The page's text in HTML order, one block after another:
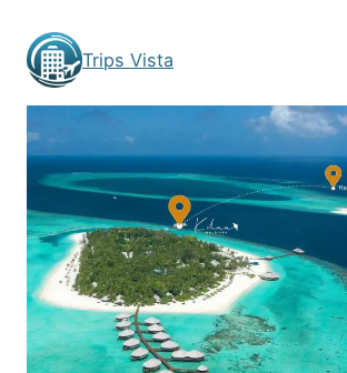
content
Trips Vista